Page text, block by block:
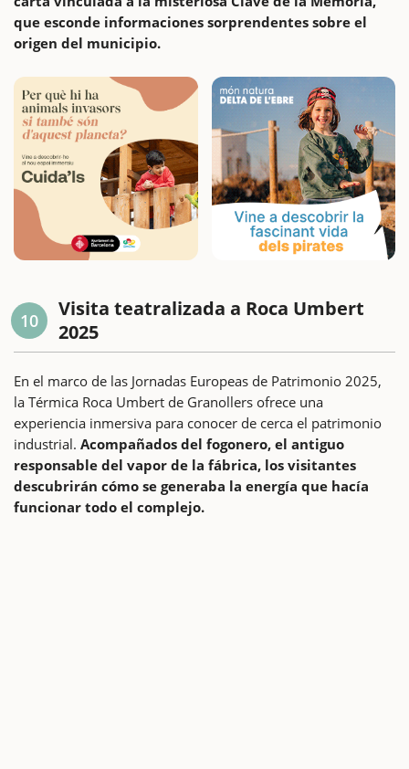
que esconde informaciones sorprendentes sobre el
origen del municipio.
10
Visita teatralizada a Roca Umbert
2025
En el marco de las Jornadas Europeas de Patrimonio 2025,
la Térmica Roca Umbert de Granollers ofrece una
experiencia inmersiva para conocer de cerca el patrimonio
industrial. Acompañados del fogonero, el antiguo
responsable del vapor de la fábrica, los visitantes
descubrirán cómo se generaba la energía que hacía
funcionar todo el complejo.